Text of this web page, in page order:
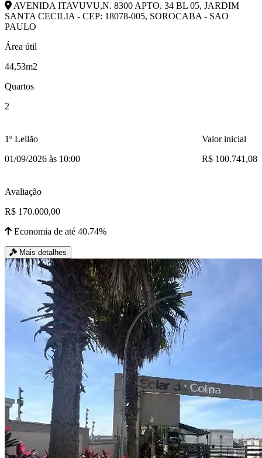
AVENIDA ITAVUVU,N. 8300 APTO. 34 BL 05, JARDIM
SANTA CECILIA - CEP: 18078-005, SOROCABA - SAO
PAULO
Área útil
44,53m2
Quartos
2
1º Leilão
01/09/2026 às 10:00
Valor inicial
R$ 100.741,08
Avaliação
R$ 170.000,00
Economia de até 40.74%
Mais detalhes